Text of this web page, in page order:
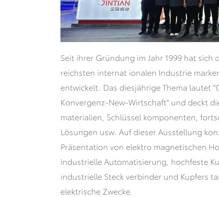
Seit ihrer Gründung im Jahr 1999 hat
reichsten internat ionalen Industrie
entwickelt. Das diesjährige Thema lautet
Konvergenz-New-Wirtschaft" und deckt
materialien, Schlüssel komponenten,
Lösungen usw. Auf dieser Ausstellung
Präsentation von elektro magnetischen
industrielle Automatisierung, hochfeste
industrielle Steck verbinder und Kupfers
elektrische Zwecke.